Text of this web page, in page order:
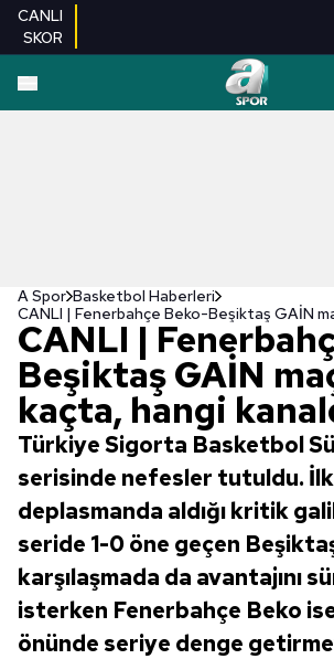
CANLI
SKOR
A Spor Basketbol Haberleri
CANLI |
Beşiktaş GAİN
kaçta, hangi
Türkiye Sigorta Basketbol
serisinde nefesler tutuldu.
deplasmanda aldığı kritik
seride 1-0 öne geçen
karşılaşmada da avantajını
isterken Fenerbahçe Beko
önünde seriye denge